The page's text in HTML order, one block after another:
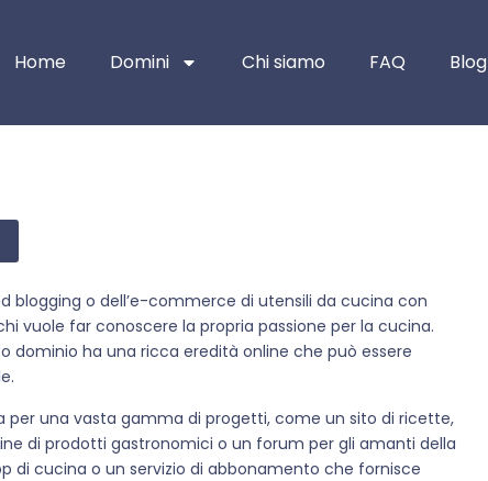
Home Domini Chi siamo FAQ Blog
blogging o dell’e-commerce di utensili da cucina con
vuole far conoscere la propria passione per la cucina.
dominio ha una ricca eredità online che può essere
una vasta gamma di progetti, come un sito di ricette,
di prodotti gastronomici o un forum per gli amanti della
di cucina o un servizio di abbonamento che fornisce